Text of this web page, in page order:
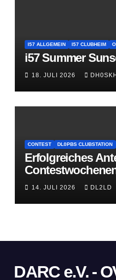
I57 ALLGEMEIN I57 CLUBHEIM
i57 Summer
18. JULI 2026
CONTEST DL0PBS CLUBSTATION
Erfolgreiches
14. JULI 2026 DL2LD
DARC e.V. -